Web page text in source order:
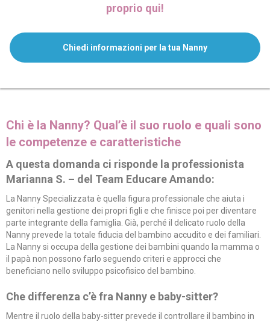
proprio qui!
Chiedi informazioni per la tua Nanny
Chi è la Nanny? Qual’è il suo ruolo e quali sono
le competenze e caratteristiche
A questa domanda ci risponde la professionista
Marianna S. – del Team Educare Amando:
La Nanny Specializzata è quella figura professionale che aiuta i
genitori nella gestione dei propri figli e che finisce poi per diventare
parte integrante della famiglia. Già, perché il delicato ruolo della
Nanny prevede la totale fiducia del bambino accudito e dei familiari.
La Nanny si occupa della gestione dei bambini quando la mamma o
il papà non possono farlo seguendo criteri e approcci che
beneficiano nello sviluppo psicofisico del bambino.
Che differenza c’è fra Nanny e baby-sitter?
Mentre il ruolo della baby-sitter prevede il controllare il bambino in